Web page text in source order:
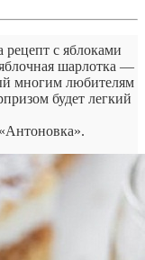
с яблоками
шарлотка —
многим любителям
будет легкий